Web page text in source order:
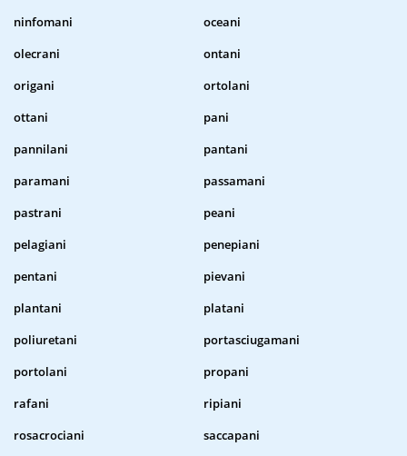
ninfomani
oceani
olecrani
ontani
origani
ortolani
ottani
pani
pannilani
pantani
paramani
passamani
pastrani
peani
pelagiani
penepiani
pentani
pievani
plantani
platani
poliuretani
portasciugamani
portolani
propani
rafani
ripiani
rosacrociani
saccapani